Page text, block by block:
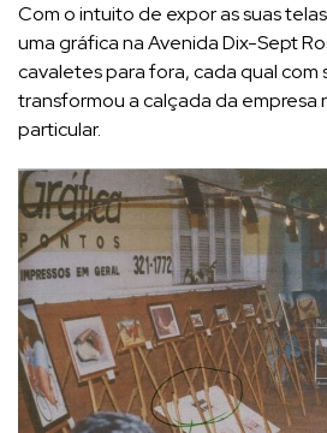
Com o intuito de expor as suas
uma gráfica na Avenida Dix-Sept
cavaletes para fora, cada qual com
transformou a calçada da empresa
particular.